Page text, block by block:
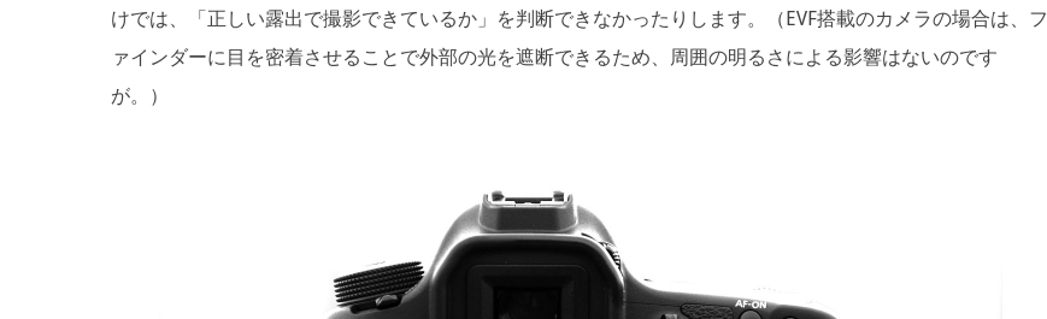
けでは、「正しい露出で撮影できているか」を判断できなかったりします。（EVF搭載のカメラの場合は、フ
ァインダーに目を密着させることで外部の光を遮断できるため、周囲の明るさによる影響はないのです
が。）